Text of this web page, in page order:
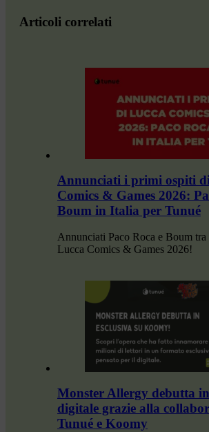
Articoli correlati
Annunciati i primi ospiti
Comics & Games 2026:
Boum in Italia per Tunué
Annunciati Paco Roca e Boum
Lucca Comics & Games 2026!
Monster Allergy debutta in
digitale grazie alla
Tunué e Koomy